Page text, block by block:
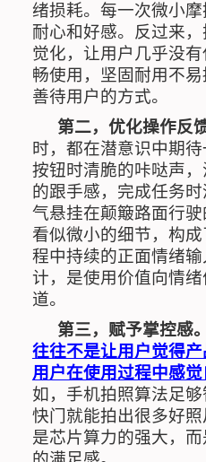
绪损耗。每一次微小
耐心和好感。反过来
觉化，让用户几乎没
畅使用，坚固耐用不
善待用户的方式。
第二，优化操作反馈
时，都在潜意识中期待
按钮时清脆的咔哒声
的跟手感，完成任务
气悬挂在颠簸路面行
看似微小的细节，构
程中持续的正面情绪
计，是使用价值向情
道。
第三，赋予掌控感。
往往不是让用户觉得
用户在使用过程中感觉
如，手机拍照算法足
快门就能拍出很多好
是芯片算力的强大，而